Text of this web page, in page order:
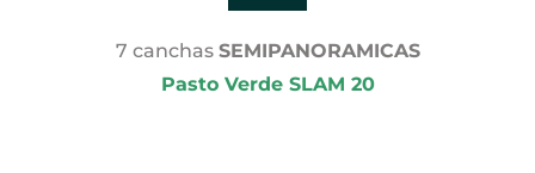
7 canchas SEMIPANORAMICAS
Pasto Verde SLAM 20